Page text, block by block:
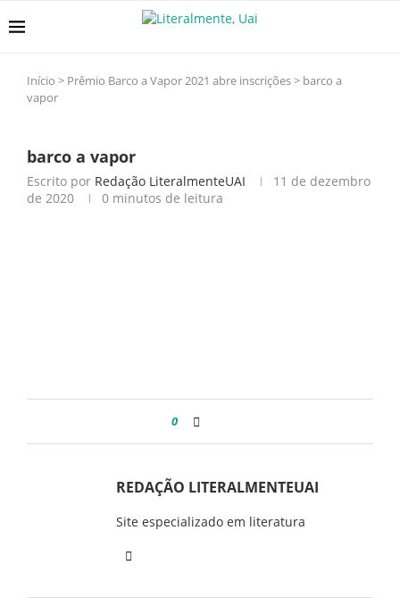
Início > Prêmio Barco a Vapor 2021 abre inscrições> barco a
vapor
barco a vapor
Escrito por Redação LiteralmenteUAI
11 de dezembro
de 2020
0 minutos de leitura
0
REDAÇÃO LITERALMENTEUAI
Site especializado em literatura